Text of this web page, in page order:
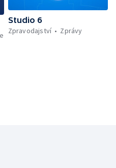
Studio 6
Zpravodajství
Zprávy